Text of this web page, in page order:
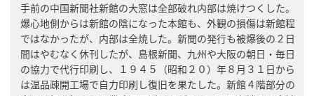
手前の中国新聞社新館の大窓は全部破れ内部は焼けつくした。
爆心地側からは新館の陰になった本館も、外観の損傷は新館程
ではなかったが、内部は全焼した。新聞の発行も被爆後の２日
間はやむなく休刊したが、島根新聞、九州や大阪の朝日・毎日
の協力で代行印刷し、１９４５（昭和２０）年８月３１日から
は温品疎開工場で自力印刷し復旧を果たした。新館４階部分の